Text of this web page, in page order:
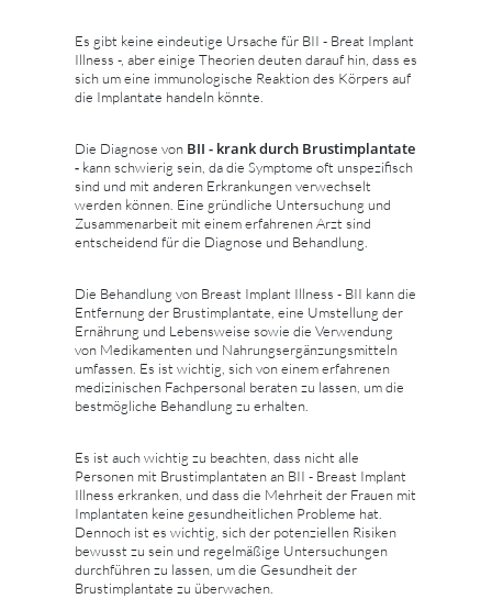
Es gibt keine eindeutige Ursache für BII - Breat Implant
Illness -, aber einige Theorien deuten darauf hin, dass es
sich um eine immunologische Reaktion des Körpers auf
die Implantate handeln könnte.
Die Diagnose von BII - krank durch Brustimplantate
- kann schwierig sein, da die Symptome oft unspezifisch
sind und mit anderen Erkrankungen verwechselt
werden können. Eine gründliche Untersuchung und
Zusammenarbeit mit einem erfahrenen Arzt sind
entscheidend für die Diagnose und Behandlung.
Die Behandlung von Breast Implant Illness - BII kann die
Entfernung der Brustimplantate, eine Umstellung der
Ernährung und Lebensweise sowie die Verwendung
von Medikamenten und Nahrungsergänzungsmitteln
umfassen. Es ist wichtig, sich von einem erfahrenen
medizinischen Fachpersonal beraten zu lassen, um die
bestmögliche Behandlung zu erhalten.
Es ist auch wichtig zu beachten, dass nicht alle
Personen mit Brustimplantaten an BII - Breast Implant
Illness erkranken, und dass die Mehrheit der Frauen mit
Implantaten keine gesundheitlichen Probleme hat.
Dennoch ist es wichtig, sich der potenziellen Risiken
bewusst zu sein und regelmäßige Untersuchungen
durchführen zu lassen, um die Gesundheit der
Brustimplantate zu überwachen.